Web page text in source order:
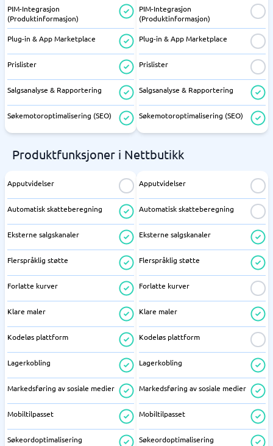
PIM-Integrasjon
(Produktinformasjon)
Plug-in & App Marketplace
Prislister
Salgsanalyse & Rapportering
Søkemotoroptimalisering (SEO)
PIM-Integrasjon
(Produktinformasjon)
Plug-in & App Marketplace
Prislister
Salgsanalyse & Rapportering
Søkemotoroptimalisering (SEO)
Produktfunksjoner i Nettbutikk
Apputvidelser
Automatisk skatteberegning
Eksterne salgskanaler
Flerspråklig støtte
Forlatte kurver
Klare maler
Kodeløs plattform
Lagerkobling
Markedsføring av sosiale medier
Mobiltilpasset
Søkeordoptimalisering
Apputvidelser
Automatisk skatteberegning
Eksterne salgskanaler
Flerspråklig støtte
Forlatte kurver
Klare maler
Kodeløs plattform
Lagerkobling
Markedsføring av sosiale medier
Mobiltilpasset
Søkeordoptimalisering